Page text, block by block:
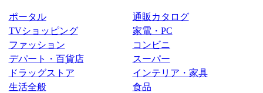
ポータル
通販カタログ
TVショッピング
家電・PC
ファッション
コンビニ
デパート・百貨店
スーパー
ドラッグストア
インテリア・家具
生活全般
食品